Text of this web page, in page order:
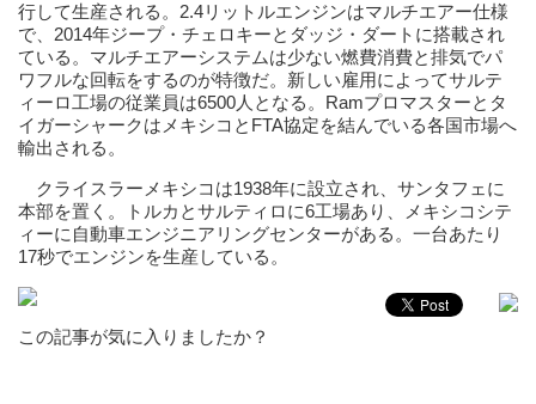
行して生産される。2.4リットルエンジンはマルチエアー仕様
で、2014年ジープ・チェロキーとダッジ・ダートに搭載され
ている。マルチエアーシステムは少ない燃費消費と排気でパ
ワフルな回転をするのが特徴だ。新しい雇用によってサルテ
ィーロ工場の従業員は6500人となる。Ramプロマスターとタ
イガーシャークはメキシコとFTA協定を結んでいる各国市場へ
輸出される。
クライスラーメキシコは1938年に設立され、サンタフェに
本部を置く。トルカとサルティロに6工場あり、メキシコシテ
ィーに自動車エンジニアリングセンターがある。一台あたり
17秒でエンジンを生産している。
この記事が気に入りましたか？